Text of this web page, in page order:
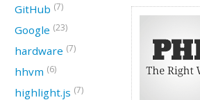
GitHub (7)
Google (23)
hardware (7)
hhvm (6)
highlight.js (7)